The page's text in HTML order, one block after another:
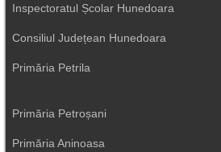
Inspectoratul Școlar Hunedoara
Consiliul Județean Hunedoara
Primăria Petrila
Primăria Petroșani
Primăria Aninoasa